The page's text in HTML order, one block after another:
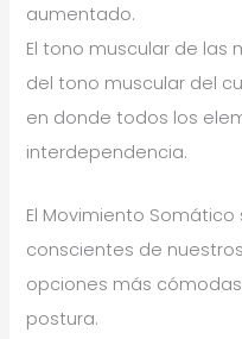
aumentado.
El tono muscular de
del tono muscular del
en donde todos los
interdependencia.
El Movimiento
conscientes de
opciones más
postura.